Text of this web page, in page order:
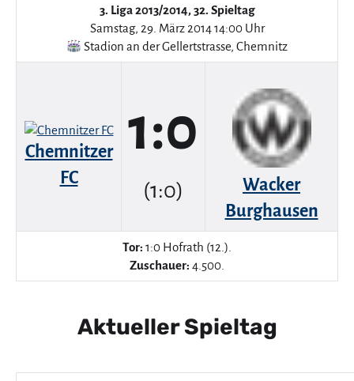
3. Liga 2013/2014, 32. Spieltag
Samstag, 29. März 2014 14:00 Uhr
Stadion an der Gellertstrasse,Chemnitz
Chemnitzer
FC
1:0
(1:0)
Wacker
Burghausen
Tor: 1:0 Hofrath (12.).
Zuschauer: 4.500.
Aktueller Spieltag